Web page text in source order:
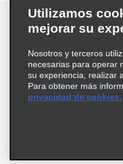
Términos de uso
Información de
© 2026 Enterprise
Utilizamos
mejorar su
Nosotros y terceros
necesarias para operar
su experiencia, realizar
Para obtener más
privacidad de cookies.